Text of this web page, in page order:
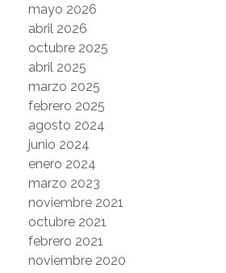
mayo 2026
abril 2026
octubre 2025
abril 2025
marzo 2025
febrero 2025
agosto 2024
junio 2024
enero 2024
marzo 2023
noviembre 2021
octubre 2021
febrero 2021
noviembre 2020